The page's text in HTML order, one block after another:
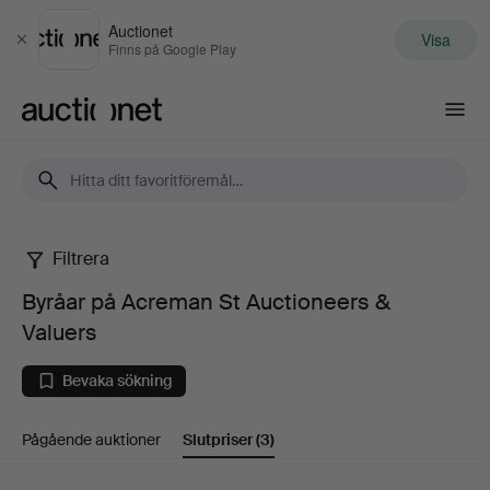
Stäng
Auctionet
Finns på Google Play Visa
Byråar
på
Acreman
St
Filtrera
Byråar på Acreman St Auctioneers &
Valuers
Bevaka sökning
Pågående auktioner Slutpriser(3)